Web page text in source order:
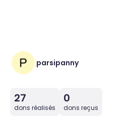
parsipanny
27
dons réalisés
0
dons reçus